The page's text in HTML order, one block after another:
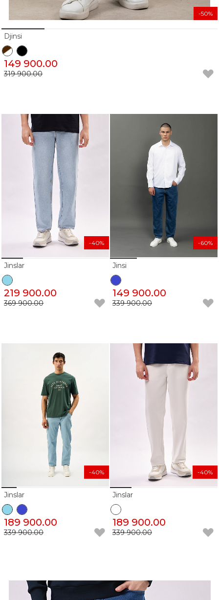
Djinsi
149 900.00
319 900.00
-50%
Jinslar
219 900.00
369 900.00
-40%
Jinsi
149 900.00
339 900.00
-60%
Jinslar
189 900.00
339 900.00
-40%
Jinslar
189 900.00
339 900.00
-40%